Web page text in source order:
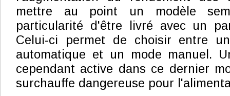
mettre au point un modèle
particularité d'être livré avec un
Celui-ci permet de choisir entre
automatique et un mode manuel.
cependant active dans ce dernier
surchauffe dangereuse pour